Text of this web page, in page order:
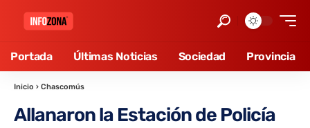
Portada Últimas Noticias Sociedad Provincia
Inicio › Chascomús
Allanaron la Estación de Policía